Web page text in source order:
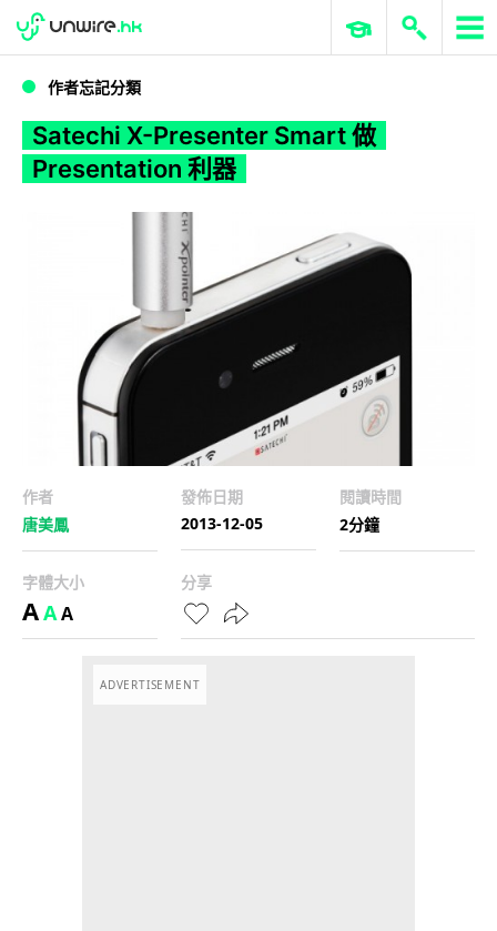
WWDC 2026 ERP 與商業 AI
作者忘記分類
Satechi X-Presenter Smart 做
Presentation 利器
作者
唐美鳳
發佈日期
2013-12-05
閱讀時間
2分鐘
字體大小
AAA
分享
ADVERTISEMENT